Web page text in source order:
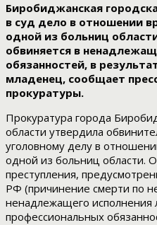
Биробиджанская
в суд дело в отношении
одной из больниц
обвиняется в
обязанностей, в
младенец, сообщает
прокуратуры.
Прокуратура города
области утвердила
уголовному делу в
одной из больниц области.
преступления,
РФ (причинение смерти по
ненадлежащего исполнения
профессиональных